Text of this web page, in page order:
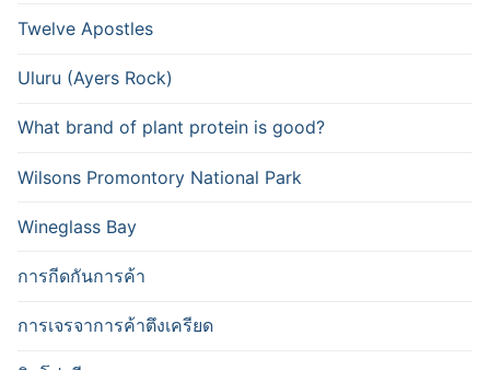
Twelve Apostles
Uluru (Ayers Rock)
What brand of plant protein is good?
Wilsons Promontory National Park
Wineglass Bay
การกีดกันการค้า
การเจรจาการค้าตึงเครียด